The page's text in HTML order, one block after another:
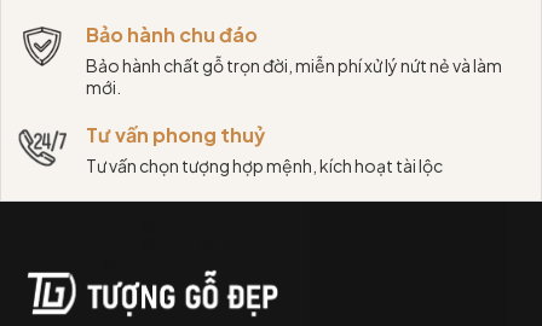
Bảo hành chu đáo
Bảo hành chất gỗ trọn đời, miễn phí xử lý nứt nẻ và làm
mới.
Tư vấn phong thuỷ
Tư vấn chọn tượng hợp mệnh, kích hoạt tài lộc